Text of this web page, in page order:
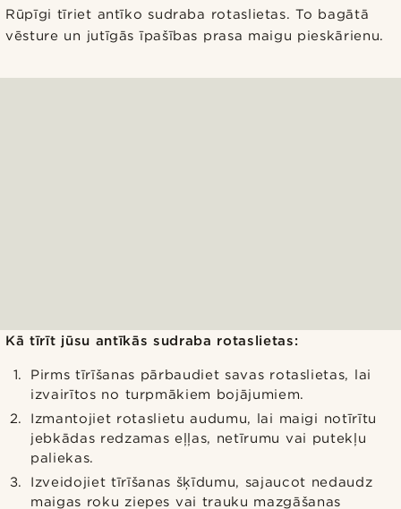
Rūpīgi tīriet antīko sudraba rotaslietas. To bagātā
vēsture un jutīgās īpašības prasa maigu pieskārienu.
Kā tīrīt jūsu antīkās sudraba rotaslietas:
Pirms tīrīšanas pārbaudiet savas rotaslietas, lai
izvairītos no turpmākiem bojājumiem.
Izmantojiet rotaslietu audumu, lai maigi notīrītu
jebkādas redzamas eļļas, netīrumu vai putekļu
paliekas.
Izveidojiet tīrīšanas šķīdumu, sajaucot nedaudz
maigas roku ziepes vai trauku mazgāšanas